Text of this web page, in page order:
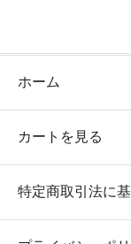
ホーム
カートを見る
特定商取引法に